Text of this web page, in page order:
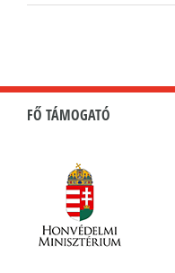
FŐ TÁMOGATÓ